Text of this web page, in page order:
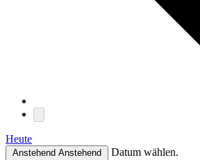
Heute
Anstehend Anstehend Datum wählen.